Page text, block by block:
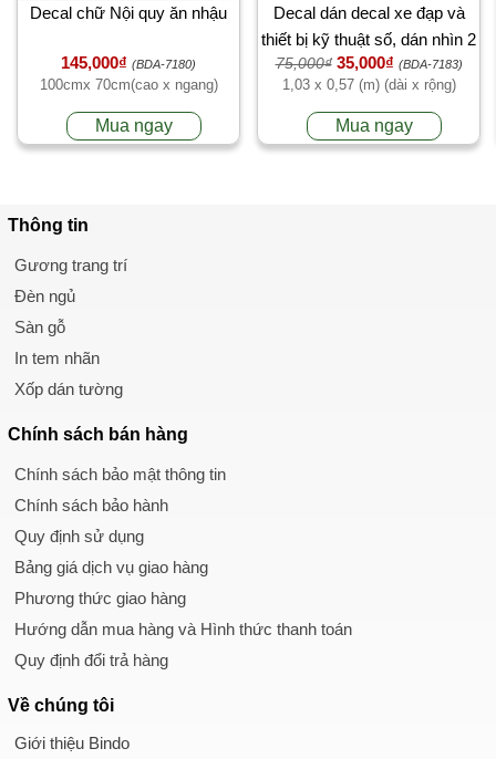
Decal chữ Nội quy ăn nhậu
145,000₫ (BDA-7180)
100cmx 70cm(cao x ngang)
Mua ngay
Decal dán decal xe đạp và
thiết bị kỹ thuật số, dán nhìn 2
mặt, trang trí quán trà sữa, giá
rẻ tại TPHCM
75,000₫ 35,000₫ (BDA-7183)
1,03 x 0,57 (m) (dài x rộng)
Mua ngay
Thông tin
Gương trang trí
Đèn ngủ
Sàn gỗ
In tem nhãn
Xốp dán tường
Chính sách bán hàng
Chính sách bảo mật thông tin
Chính sách bảo hành
Quy định sử dụng
Bảng giá dịch vụ giao hàng
Phương thức giao hàng
Hướng dẫn mua hàng và Hình thức thanh toán
Quy định đổi trả hàng
Về chúng tôi
Giới thiệu Bindo